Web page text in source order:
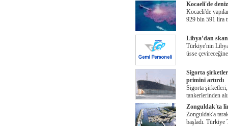
Kocaeli'de
Kocaeli'de
929 bin 591 lira
Libya’dan
Türkiye'nin
üsse
Sigorta
primini artırdı
Sigorta şirketleri,
tankerlerinden
Zonguldak'ta
Zonguldak'a
başladı.